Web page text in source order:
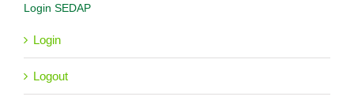
Login SEDAP
Login
Logout